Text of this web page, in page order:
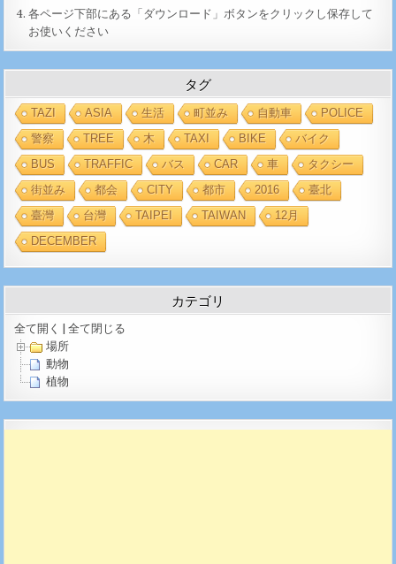
各ページ下部にある「ダウンロード」ボタンをクリックし保存して
お使いください
タグ
TAZI ASIA 生活 町並み 自動車
POLICE
警察
TREE 木 TAXI BIKE
バイク
BUS
TRAFFIC バス CAR 車
タクシー
街並み
都会 CITY 都市 2016
臺北
臺灣
台灣 TAIPEI TAIWAN
12月
DECEMBER
カテゴリ
全て開く |全て閉じる
場所
動物
植物